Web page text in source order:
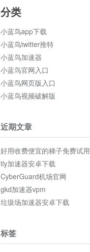
分类
小蓝鸟app下载
小蓝鸟twitter推特
小蓝鸟加速器
小蓝鸟官网入口
小蓝鸟网页版入口
小蓝鸟视频破解版
近期文章
好用收费便宜的梯子免费试用
tly加速器安卓下载
CyberGuard机场官网
gkd加速器vpm
垃圾场加速器安卓下载
标签